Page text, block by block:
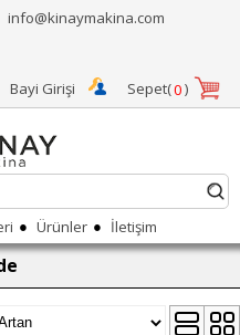
info@kinaymakina.com
Bayi Girişi Sepet(0)
● Ürünler ● İletişim